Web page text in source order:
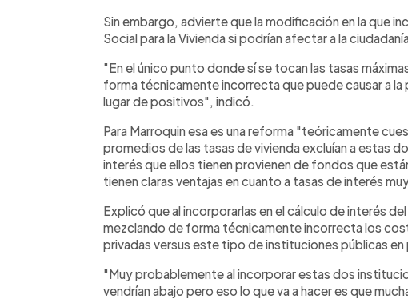
Sin embargo, advierte que la modificación en la que
Social para la Vivienda si podrían afectar a la
"En el único punto donde sí se tocan las tasas
forma técnicamente incorrecta que puede causar a
lugar de positivos", indicó.
Para Marroquin esa es una reforma "teóricamente
promedios de las tasas de vivienda excluían a estas
interés que ellos tienen provienen de fondos que
tienen claras ventajas en cuanto a tasas de interés
Explicó que al incorporarlas en el cálculo de interés
mezclando de forma técnicamente incorrecta los
privadas versus este tipo de instituciones públicas en
"Muy probablemente al incorporar estas dos
vendrían abajo pero eso lo que va a hacer es que